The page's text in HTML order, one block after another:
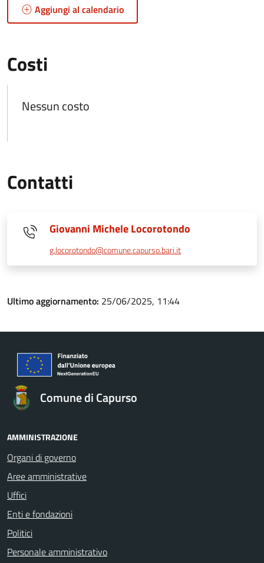
Aggiungi al calendario
Costi
Nessun costo
Contatti
Giovanni Michele Locorotondo
g.locorotondo@comune.capurso.bari.it
Ultimo aggiornamento: 25/06/2025, 11:44
Comune di Capurso
AMMINISTRAZIONE
Organi di governo
Aree amministrative
Uffici
Enti e fondazioni
Politici
Personale amministrativo